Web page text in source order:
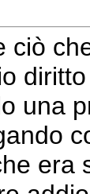
ciò
una
era